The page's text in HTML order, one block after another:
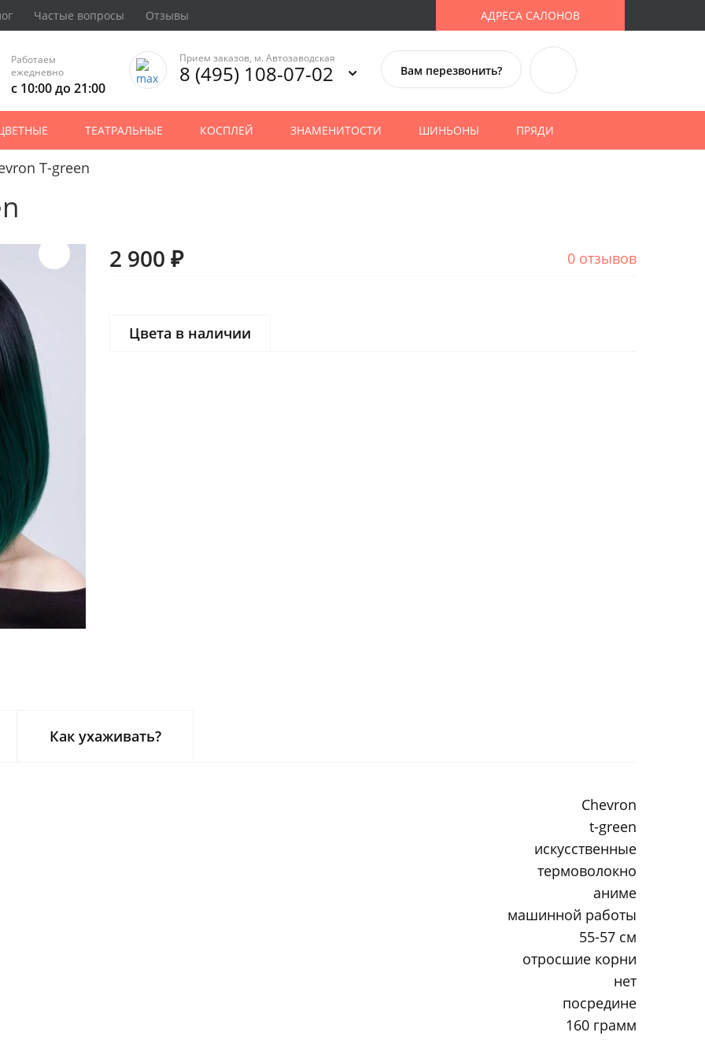
Частые вопросы Отзывы АДРЕСА САЛОНОВ
Работаем
ежедневно
с 10:00 до 21:00
Прием заказов, м. Автозаводская
8 (495) 108-07-02 Вам перезвонить?
ТЕАТРАЛЬНЫЕ КОСПЛЕЙ ЗНАМЕНИТОСТИ ШИНЬОНЫ ПРЯДИ
T-green
2 900 ₽ 0 отзывов
Цвета в наличии
Как ухаживать?
Chevron
t-green
искусственные
термоволокно
аниме
машинной работы
55-57 см
отросшие корни
нет
посредине
160 грамм